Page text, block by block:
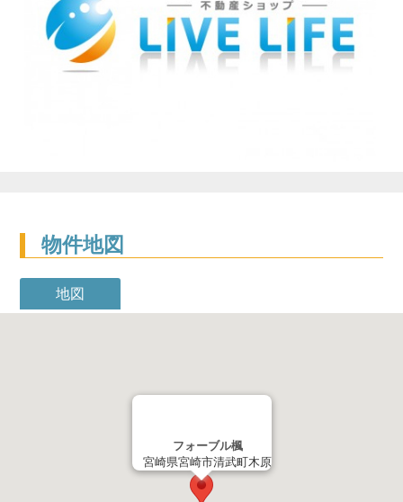
物件地図
地図
フォーブル楓
宮崎県宮崎市清武町木原